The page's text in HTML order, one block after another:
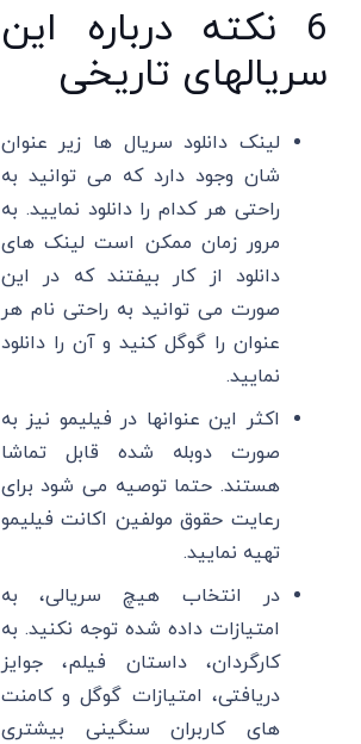
6 نکته درباره این
سریالهای تاریخی
لینک دانلود سریال ها زیر عنوان
شان وجود دارد که می توانید به
راحتی هر کدام را دانلود نمایید. به
مرور زمان ممکن است لینک های
دانلود از کار بیفتند که در این
صورت می توانید به راحتی نام هر
عنوان را گوگل کنید و آن را دانلود
نمایید.
اکثر این عنوانها در فیلیمو نیز به
صورت دوبله شده قابل تماشا
هستند. حتما توصیه می شود برای
رعایت حقوق مولفین اکانت فیلیمو
تهیه نمایید.
در انتخاب هیچ سریالی، به
امتیازات داده شده توجه نکنید. به
کارگردان، داستان فیلم، جوایز
دریافتی، امتیازات گوگل و کامنت
های کاربران سنگینی بیشتری